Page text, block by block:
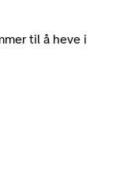
til å heve i